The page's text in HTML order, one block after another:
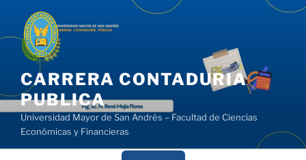
contenido
CARRERA CONTADURIA
PUBLICA
Universidad Mayor de San Andrés – Facultad de Ciencias
Económicas y Financieras